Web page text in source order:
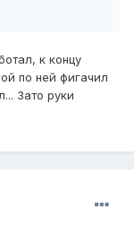
к концу
по ней фигачил
Зато руки